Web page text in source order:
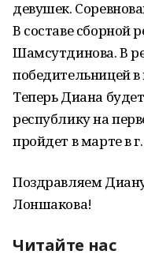
девушек.
В составе сборной
Шамсутдинова. В
победительницей в
Теперь Диана
республику на
пройдет в марте в
Поздравляем
Лоншакова!
Читайте нас